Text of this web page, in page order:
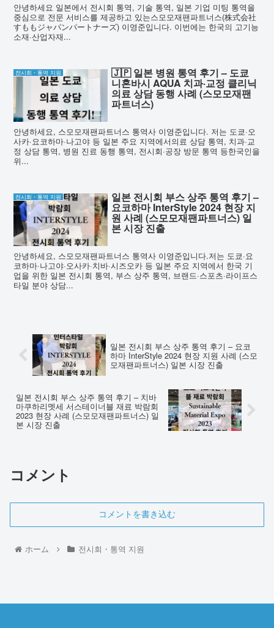
안녕하세요 일본에서 전시회 통역, 기술 통역, 일본 기업 미팅 통역을
중심으로 전문 서비스를 제공하고 있는스모모재팬파트너스(株式会社
すももジャパンパートナーズ) 이영준입니다. 이번에는 한국의 고기능
소재·산업자재...
전시회・통역 지원 🇯🇵 일본 병원 통역 후기 – 도쿄
니혼바시 AQUA 치과·교정 클리닉
의료 상담 동행 사례 (스모모재팬
파트너스)
안녕하세요, 스모모재팬파트너스 통역사 이영준입니다. 저는 도쿄·오
사카·요코하마·나고야 등 일본 주요 지역에서의료 상담 통역, 치과·교
정 상담 통역, 병원 진료 동행 통역, 전시회·공장 방문 통역 등한국인을
위...
전시회・통역 지원 일본 전시회 부스 상주 통역 후기 –
요코하마 InterStyle 2024 현장 지
원 사례 (스모모재팬파트너스) 일
본 시장 진출
안녕하세요, 스모모재팬파트너스 통역사 이영준입니다.저는 도쿄·요
코하마·나고야·오사카·치바·시즈오카 등 일본 주요 지역에서 한국 기
업을 위한 일본 전시회 통역, 부스 상주 통역, 브랜드·스포츠·라이프스
타일 분야 상담...
일본 전시회 부스 상주 통역 후기 – 요코
하마 InterStyle 2024 현장 지원 사례 (스모
모재팬파트너스) 일본 시장 진출
일본 전시회 부스 상주 통역 후기 – 치바
마쿠하리멧세 서스테이너블 재료 박람회
2023 현장 사례 (스모모재팬파트너스) 일
본 시장 진출
コメント
コメントを書き込む
ホーム 전시회・통역 지원